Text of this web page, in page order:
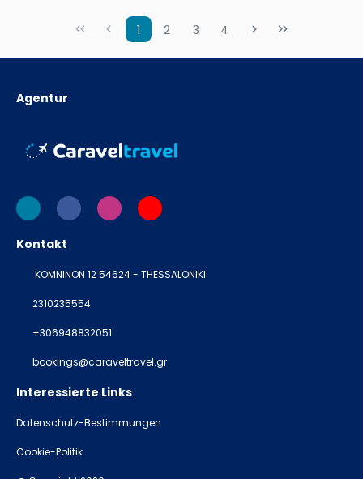
1 2 3 4
Agentur
Kontakt
KOMNINON 12 54624 - THESSALONIKI
2310235554
+306948832051
bookings@caraveltravel.gr
Interessierte Links
Datenschutz-Bestimmungen
Cookie-Politik